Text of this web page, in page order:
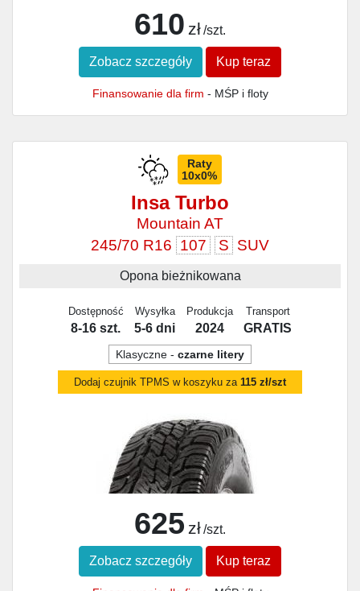
610 zł /szt.
Zobacz szczegóły Kup teraz
Finansowanie dla firm - MŚP i floty
Raty
10x0%
Insa Turbo
Mountain AT
245/70 R16 107 S SUV
Opona bieżnikowana
Dostępność
8-16 szt.
Wysyłka
5-6 dni
Produkcja
2024
Transport
GRATIS
Klasyczne - czarne litery
Dodaj czujnik TPMS w koszyku za 115 zł/szt
625 zł /szt.
Zobacz szczegóły Kup teraz